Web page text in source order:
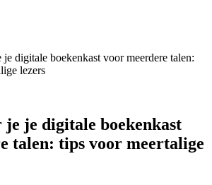
je digitale boekenkast voor meerdere talen:
lezers
je je digitale boekenkast
talen: tips voor meertalige